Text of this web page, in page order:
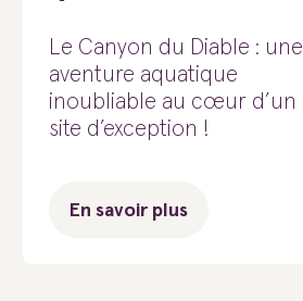
Le Canyon du Diable : une
aventure aquatique
inoubliable au cœur d’un
site d’exception !
En savoir plus